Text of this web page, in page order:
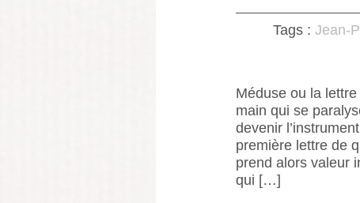
Tags : Jean-
Méduse ou la
main qui se
devenir
première lettre de
prend alors valeur
qui […]